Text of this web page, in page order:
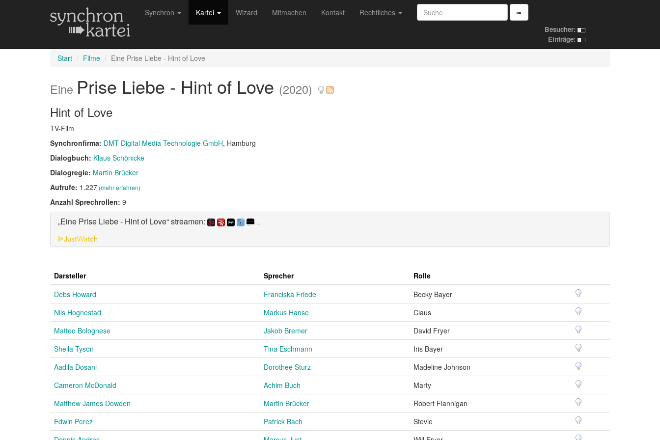
Synchron Kartei Wizard Mitmachen Kontakt Rechtliches ➠
Besucher:
Einträge:
Start Filme Eine Prise Liebe - Hint of Love
Eine Prise Liebe - Hint of Love (2020)
Hint of Love
TV-Film
Synchronfirma: DMT Digital Media Technologie GmbH, Hamburg
Dialogbuch: Klaus Schönicke
Dialogregie: Martin Brücker
Aufrufe: 1.227(mehr erfahren)
Anzahl Sprechrollen: 9
„Eine Prise Liebe - Hint of Love“ streamen: ...
Darsteller Sprecher
Rolle
Debs Howard
Franciska Friede
Becky Bayer
Nils Hognestad
Markus Hanse
Claus
Matteo Bolognese
Jakob Bremer
David Fryer
Sheila Tyson
Tina Eschmann
Iris Bayer
Aadila Dosani
Dorothee Sturz
Madeline Johnson
Cameron McDonald
Achim Buch
Marty
Matthew James Dowden
Martin Brücker
Robert Flannigan
Edwin Perez
Patrick Bach
Stevie